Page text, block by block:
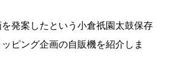
発案したという小倉祇園太鼓保存
ピング企画の自販機を紹介しま